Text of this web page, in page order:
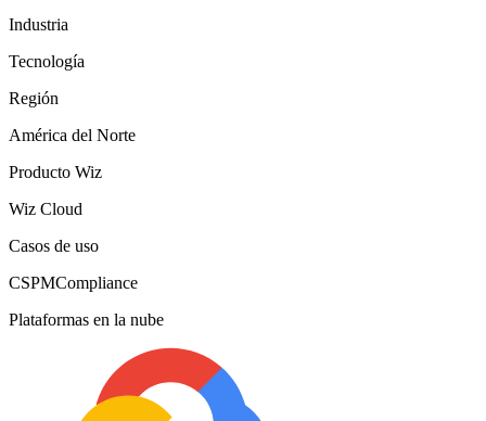
Industria
Tecnología
Región
América del Norte
Producto Wiz
Wiz Cloud
Casos de uso
CSPMCompliance
Plataformas en la nube